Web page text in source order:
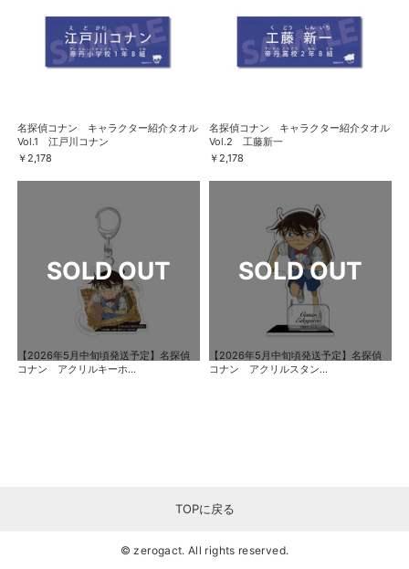
名探偵コナン キャラクター紹介タオル
Vol.1 江戸川コナン
￥2,178
名探偵コナン キャラクター紹介タオル
Vol.2 工藤新一
￥2,178
【2026年5月中旬頃発送予定】名探偵
コナン アクリルキーホ...
【2026年5月中旬頃発送予定】名探偵
コナン アクリルスタン...
TOPに戻る
© zerogact. All rights reserved.